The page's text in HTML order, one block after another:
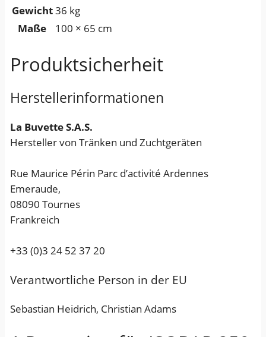
s
a
c
l
s
s
e
n
g
e
Gewicht36 kg
Maße
100 × 65 cm
Produktsicherheit
Herstellerinformationen
La Buvette S.A.S.
Hersteller von Tränken und Zuchtgeräten
Rue Maurice Périn Parc d’activité Ardennes
Emeraude,
08090 Tournes
Frankreich
+33 (0)3 24 52 37 20
Verantwortliche Person in der EU
Sebastian Heidrich, Christian Adams